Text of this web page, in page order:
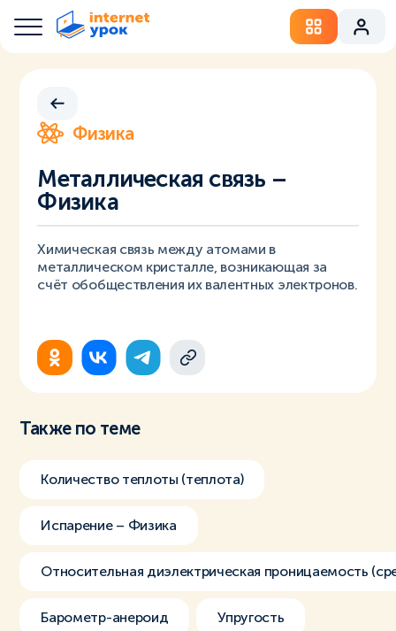
Физика
Металлическая связь –
Физика
Химическая связь между атомами в
металлическом кристалле, возникающая за
счёт обобществления их валентных электронов.
Также по теме
Количество теплоты (теплота)
Испарение – Физика
Относительная диэлектрическая проницаемость
Барометр-анероид Упругость